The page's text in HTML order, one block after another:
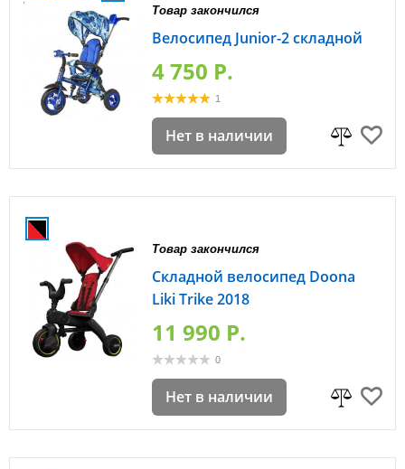
Товар закончился
Велосипед Junior-2 складной
4 750 P.
1
Нет в наличии
Товар закончился
Складной велосипед Doona
Liki Trike 2018
11 990 P.
0
Нет в наличии